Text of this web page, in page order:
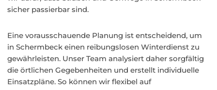
sicher passierbar sind.
Eine vorausschauende Planung ist entscheidend, um
in Schermbeck einen reibungslosen Winterdienst zu
gewährleisten. Unser Team analysiert daher sorgfältig
die örtlichen Gegebenheiten und erstellt individuelle
Einsatzpläne. So können wir flexibel auf